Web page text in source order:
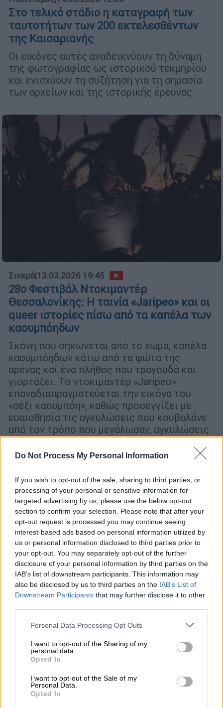
Do Not Process My Personal Information
If you wish to opt-out of the sale, sharing to third parties, or
processing of your personal or sensitive information for
targeted advertising by us, please use the below opt-out
section to confirm your selection. Please note that after your
opt-out request is processed you may continue seeing
interest-based ads based on personal information utilized by
us or personal information disclosed to third parties prior to
your opt-out. You may separately opt-out of the further
disclosure of your personal information by third parties on the
IAB’s list of downstream participants. This information may
also be disclosed by us to third parties on the IAB’s List of
Downstream Participants that may further disclose it to other
Please note that this website/app uses one or more Google
not limited to your visit or usage behaviour. You may click to
grant or deny consent to Google and its third-party tags to
use your data for below specified purposes in below Google
consent section.
Personal Data Processing Opt Outs
I want to opt-out of the Sharing of my
personal data.
Opted In
I want to opt-out of the Sale of my
Personal Data.
Opted In
Στο τελικό στάδιο η καταγραφή των
ταυτοτήτων των 200 εκτελεσθέντων
της Καισαριανής
Οι εικόνες αυτές αναδεικνύουν τη δύναμη
της φωτογραφίας ως ιστορικού τεκμηρίου
και ενισχύουν τη συζήτηση για τη σημασία
των αρχείων και της ιστορικής έρευνας
Σινεμά|13.03.2026 19:45
28ο Φεστιβάλ Ντοκιμαντέρ
Θεσσαλονίκης: Η ταινία «Jaripeo» και οι
queer ιστορίες πίσω από τα καπέλα των
καουμπόηδων
Σκόνη που σηκώνεται από το χώμα, καπέλα
καουμπόηδων κάτω από τα φώτα της
αρένας και ένα πλήθος που τραγουδά και
γιορτάζει. Το ντοκιμαντέρ «Jaripeo»
επαναδιαπραγματεύεται την εικόνα του
«σέξι καουμπόη», καθώς προσεγγίζει με
ευαισθησία τις αγκυλώσεις που κουβαλάνε
από τον τρόπο που μεγάλωσαν, αγκυλώσεις
που τους ακολουθούν ακόμα και μετά το
coming out τους
Η Ζιλιέτ Μπινός στο 28ο Φεστιβάλ
Ντοκιμαντέρ Θεσσαλονίκης:
«Προσπαθώ να είμαι αληθινή»
Μια από τις σημαντικότερες μορφές του